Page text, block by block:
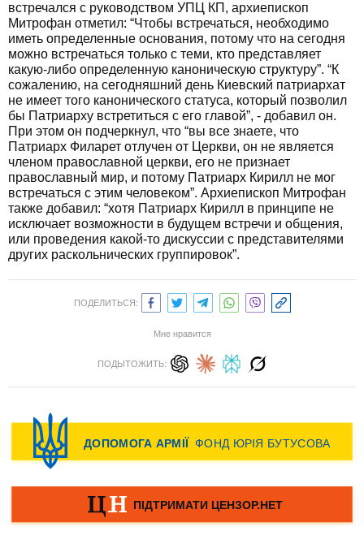
встречался с руководством УПЦ КП, архиепископ
Митрофан отметил: “Чтобы встречаться, необходимо
иметь определенные основания, потому что на сегодня
можно встречаться только с теми, кто представляет
какую-либо определенную каноническую структуру”. “К
сожалению, на сегодняшний день Киевский патриархат
не имеет того канонического статуса, который позволил
бы Патриарху встретиться с его главой”, - добавил он.
При этом он подчеркнул, что “вы все знаете, что
Патриарх Филарет отлучен от Церкви, он не является
членом православной церкви, его не признает
православный мир, и потому Патриарх Кирилл не мог
встречаться с этим человеком”. Архиепископ Митрофан
также добавил: “хотя Патриарх Кирилл в принципе не
исключает возможности в будущем встречи и общения,
или проведения какой-то дискуссии с представителями
других раскольнических группировок”.
ПОДЕЛИТЬСЯ:
Мне нравится
ПОДЫТОЖИТЬ: